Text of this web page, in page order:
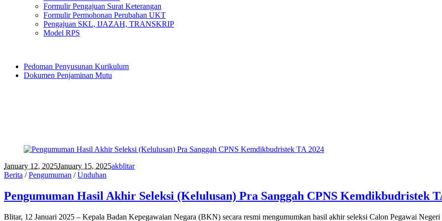
Formulir Pengajuan Surat Keterangan
Formulir Permohonan Perubahan UKT
Pengajuan SKL, IJAZAH, TRANSKRIP
Model RPS
Pedoman Penyusunan Kurikulum
Dokumen Penjaminan Mutu
January 12, 2025January 15, 2025akblitar
Berita /Pengumuman /Unduhan
Pengumuman Hasil Akhir Seleksi (Kelulusan) Pra Sanggah CPNS Kemdikbudristek
Blitar, 12 Januari 2025 – Kepala Badan Kepegawaian Negara (BKN) secara resmi mengumumkan hasil akhir seleksi Calon Pegawai